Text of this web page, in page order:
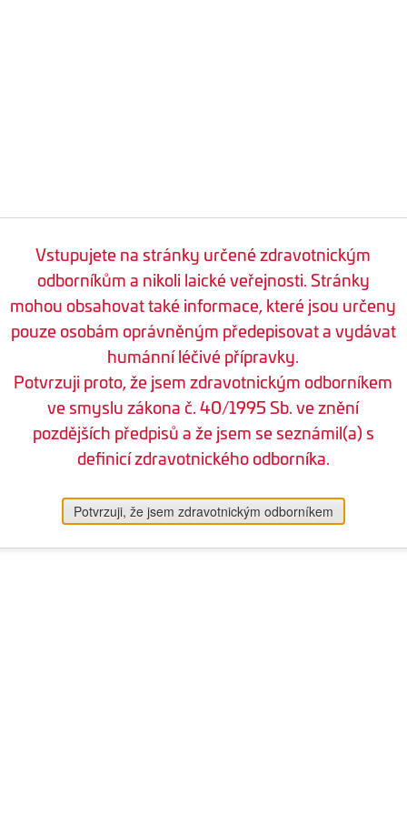
Vstupujete na stránky určené zdravotnickým
odborníkům a nikoli laické veřejnosti. Stránky
mohou obsahovat také informace, které jsou určeny
pouze osobám oprávněným předepisovat a vydávat
humánní léčivé přípravky.
Potvrzuji proto, že jsem zdravotnickým odborníkem
ve smyslu zákona č. 40/1995 Sb. ve znění
pozdějších předpisů a že jsem se seznámil(a) s
definicí zdravotnického odborníka.
Potvrzuji, že jsem zdravotnickým odborníkem